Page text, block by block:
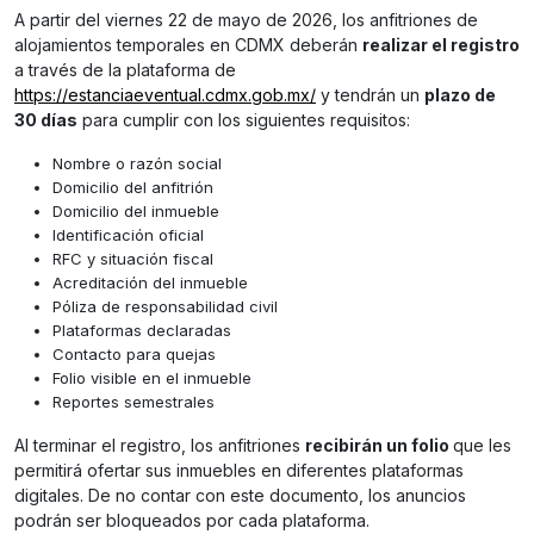
A partir del viernes 22 de mayo de 2026, los anfitriones de
alojamientos temporales en CDMX deberán realizar el registro
a través de la plataforma de
https://estanciaeventual.cdmx.gob.mx/ y tendrán un plazo de
30 días para cumplir con los siguientes requisitos:
Nombre o razón social
Domicilio del anfitrión
Domicilio del inmueble
Identificación oficial
RFC y situación fiscal
Acreditación del inmueble
Póliza de responsabilidad civil
Plataformas declaradas
Contacto para quejas
Folio visible en el inmueble
Reportes semestrales
Al terminar el registro, los anfitriones recibirán un folio que les
permitirá ofertar sus inmuebles en diferentes plataformas
digitales. De no contar con este documento, los anuncios
podrán ser bloqueados por cada plataforma.